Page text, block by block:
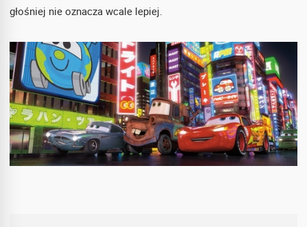
głośniej nie oznacza wcale lepiej.